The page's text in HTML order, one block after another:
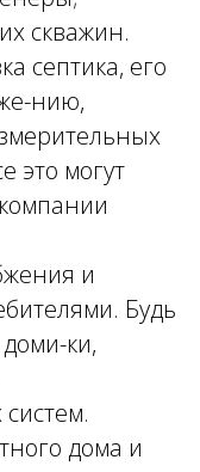
скважин.
септика, его
нию,
это могут
и
Будь
ки,
дома и